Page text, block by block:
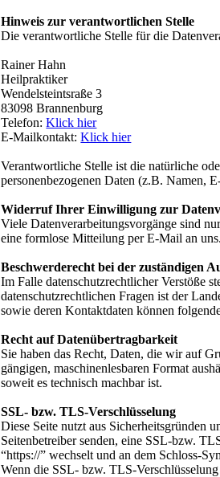
Hinweis zur verantwortlichen Stelle
Die verantwortliche Stelle für die
Rainer Hahn
Heilpraktiker
Wendelsteintsraße 3
83098 Brannenburg
Telefon:Klick hier
E-Mailkontakt:Klick hier
Verantwortliche Stelle ist die natürliche
personenbezogenen Daten (z.B. Namen,
Widerruf Ihrer Einwilligung zur
Viele Datenverarbeitungsvorgänge sind
eine formlose Mitteilung per E-Mail an
Beschwerderecht bei der zuständigen
Im Falle datenschutzrechtlicher Verstöße
datenschutzrechtlichen Fragen ist der
sowie deren Kontaktdaten können
Recht auf Datenübertragbarkeit
Sie haben das Recht, Daten, die wir auf
gängigen, maschinenlesbaren Format
soweit es technisch machbar ist.
SSL- bzw. TLS-Verschlüsselung
Diese Seite nutzt aus Sicherheitsgründen
Seitenbetreiber senden, eine SSL-bzw.
“https://” wechselt und an dem Schloss-
Wenn die SSL- bzw. TLS-